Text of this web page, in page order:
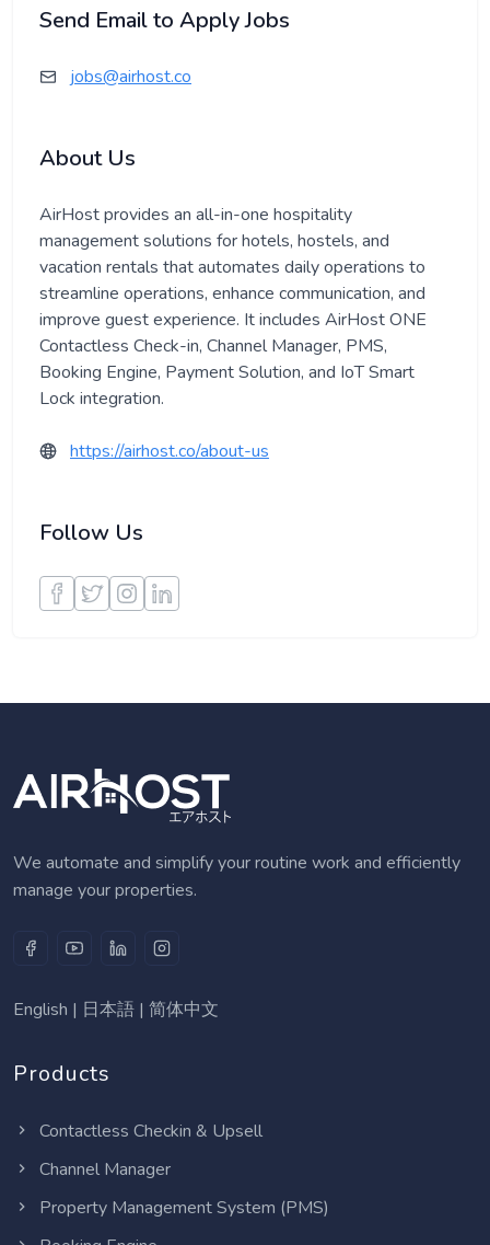
Send Email to Apply Jobs
jobs@airhost.co
About Us
AirHost provides an all-in-one hospitality
management solutions for hotels, hostels, and
vacation rentals that automates daily operations to
streamline operations, enhance communication, and
improve guest experience. It includes AirHost ONE
Contactless Check-in, Channel Manager, PMS,
Booking Engine, Payment Solution, and IoT Smart
Lock integration.
https://airhost.co/about-us
Follow Us
We automate and simplify your routine work and efficiently
manage your properties.
English | 日本語 | 简体中文
Products
Contactless Checkin & Upsell
Channel Manager
Property Management System (PMS)